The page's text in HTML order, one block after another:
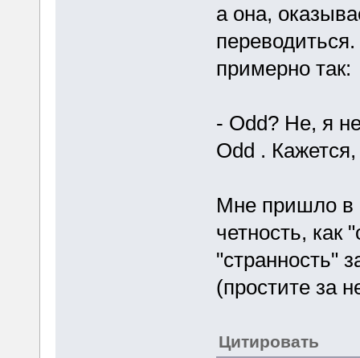
а она,
примерно так:
- Odd? Не, я
Odd . Кажется,
Мне пришло в
четность, как
"странность"
(простите за
Цитировать